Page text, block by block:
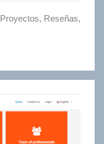
Proyectos, Reseñas,